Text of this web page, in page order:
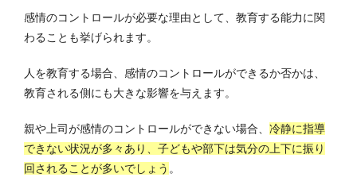
感情のコントロールが必要な理由として、教育する能力に関
わることも挙げられます。
人を教育する場合、感情のコントロールができるか否かは、
教育される側にも大きな影響を与えます。
親や上司が感情のコントロールができない場合、 冷静に指導
できない状況が多々あり、子どもや部下は気分の上下に振り
回されることが多いでしょう 。